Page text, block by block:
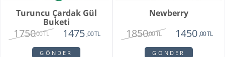
Turuncu Çardak Gül
Buketi
1750,00 TL 1475 ,00 TL
GÖNDER
Newberry
1850,00 TL 1450 ,00 TL
GÖNDER